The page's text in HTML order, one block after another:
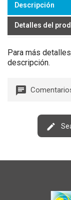
Descripción
Detalles del
Para más
descripción.